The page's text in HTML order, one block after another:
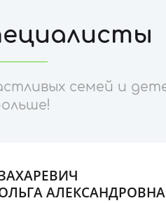
семей и
АЛЕКСАНДРОВНА